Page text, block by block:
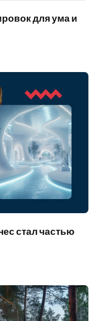
для ума и
стал частью